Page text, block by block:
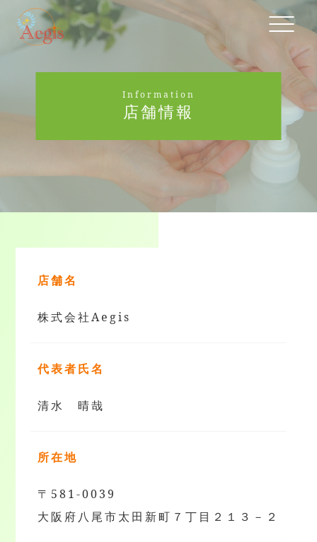
Information
店舗情報
店舗名
株式会社Aegis
代表者氏名
清水 晴哉
所在地
〒581-0039
大阪府八尾市太田新町７丁目２１３－２